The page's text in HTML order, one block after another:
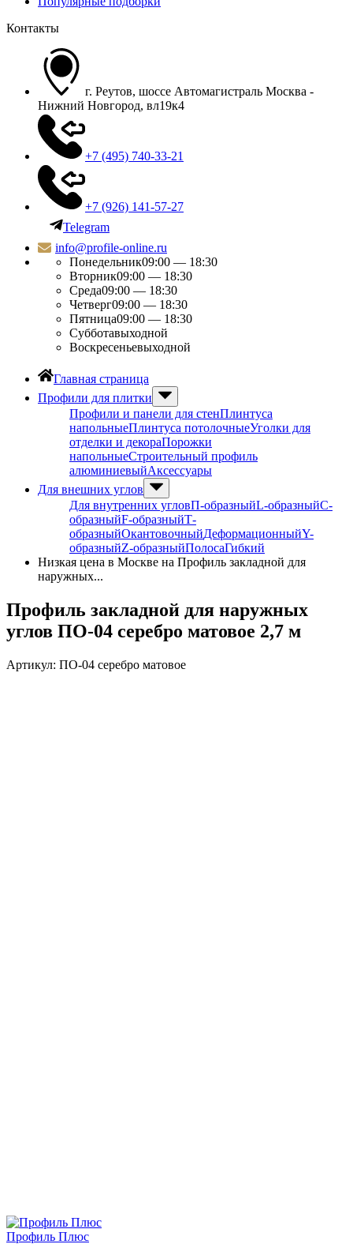
Контакты
г. Реутов, шоссе Автомагистраль Москва -
Нижний Новгород, вл19к4
+7 (495) 740-33-21
+7 (926) 141-57-27
Telegram
info@profile-online.ru
Понедельник09:00 — 18:30
Вторник09:00 — 18:30
Среда09:00 — 18:30
Четверг09:00 — 18:30
Пятница09:00 — 18:30
Субботавыходной
Воскресеньевыходной
Главная страница
Профили для плитки
Профили и панели для стенПлинтуса
напольныеПлинтуса потолочныеУголки для
отделки и декораПорожки
напольныеСтроительный профиль
алюминиевыйАксессуары
Для внешних углов
Для внутренних угловП-образныйL-образныйС-
образныйF-образныйТ-
образныйОкантовочныйДеформационныйY-
образныйZ-образныйПолосаГибкий
Низкая цена в Москве на Профиль закладной для
наружных...
Профиль закладной для наружных
углов ПО-04 серебро матовое 2,7 м
Артикул: ПО-04 серебро матовое
Профиль Плюс